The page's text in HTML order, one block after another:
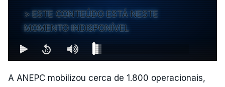
ESTE CONTEÚDO ESTÁ NESTE
MOMENTO INDISPONÍVEL
A ANEPC mobilizou cerca de 1.800 operacionais,